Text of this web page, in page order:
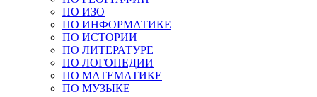
ПО ИЗО
ПО ИНФОРМАТИКЕ
ПО ИСТОРИИ
ПО ЛИТЕРАТУРЕ
ПО ЛОГОПЕДИИ
ПО МАТЕМАТИКЕ
ПО МУЗЫКЕ